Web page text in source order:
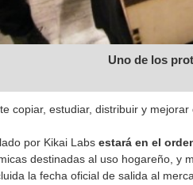
Uno de los
copiar, estudiar, distribuir y
por Kikai Labs estará en el
destinadas al uso hogareño, y
la fecha oficial de salida al